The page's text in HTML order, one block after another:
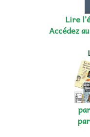
Lire
Accédez